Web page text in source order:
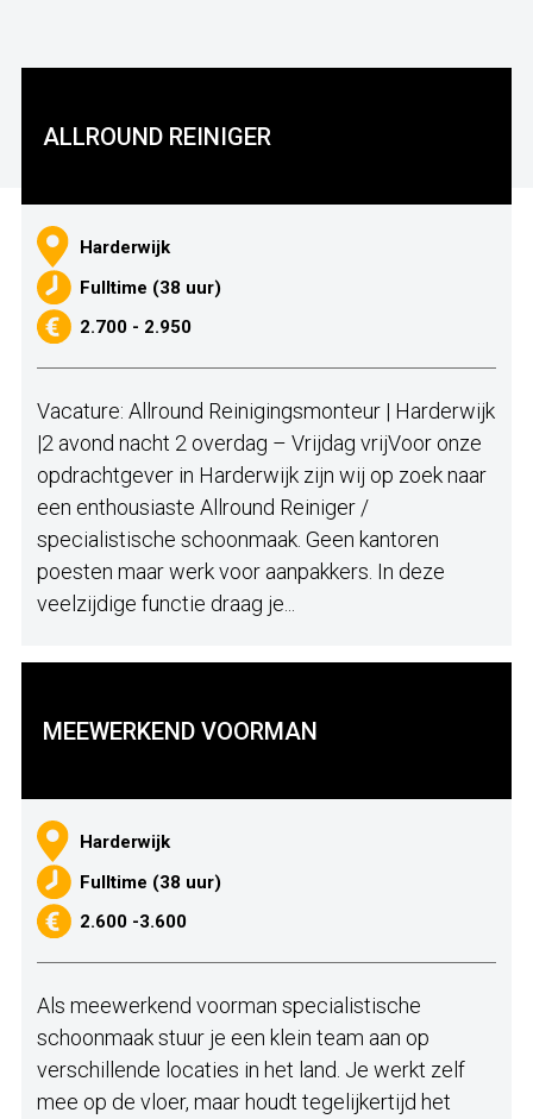
ALLROUND REINIGER
Harderwijk
Fulltime (38 uur)
2.700 - 2.950
Vacature: Allround Reinigingsmonteur | Harderwijk
|2 avond nacht 2 overdag – Vrijdag vrijVoor onze
opdrachtgever in Harderwijk zijn wij op zoek naar
een enthousiaste Allround Reiniger /
specialistische schoonmaak. Geen kantoren
poesten maar werk voor aanpakkers. In deze
veelzijdige functie draag je...
MEEWERKEND VOORMAN
Harderwijk
Fulltime (38 uur)
2.600 -3.600
Als meewerkend voorman specialistische
schoonmaak stuur je een klein team aan op
verschillende locaties in het land. Je werkt zelf
mee op de vloer, maar houdt tegelijkertijd het